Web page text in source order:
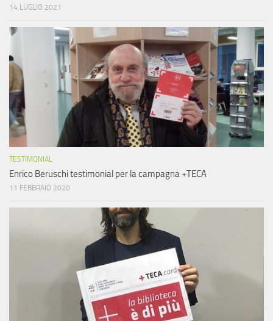
14 LUGLIO 2021
TESTIMONIAL
Enrico Beruschi testimonial per la campagna +TECA
11 FEBBRAIO 2020